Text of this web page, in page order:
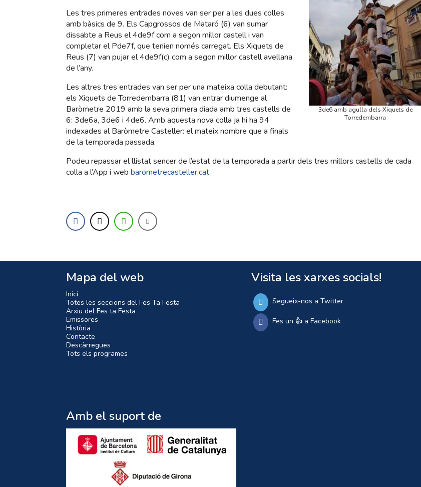
3de6 amb agulla dels Xiquets de
Torredembarra
Les tres primeres entrades noves van ser per a les dues colles
amb bàsics de 9. Els Capgrossos de Mataró (6) van sumar
dissabte a Reus el 4de9f com a segon millor castell i van
completar el Pde7f, que tenien només carregat. Els Xiquets de
Reus (7) van pujar el 4de9f(c) com a segon millor castell avellana
de l’any.
Les altres tres entrades van ser per una mateixa colla debutant:
els Xiquets de Torredembarra (81) van entrar diumenge al
Baròmetre 2019 amb la seva primera diada amb tres castells de
6: 3de6a, 3de6 i 4de6. Amb aquesta nova colla ja hi ha 94
indexades al Baròmetre Casteller: el mateix nombre que a finals
de la temporada passada.
Podeu repassar el llistat sencer de l’estat de la temporada a partir dels tres millors castells de cada
colla a l’App i web barometrecasteller.cat
Mapa del web
Inici
Totes les seccions del Fes Ta Festa
Arxiu del Fes ta Festa
Emissores
Història
Contacte
Descàrregues
Tots els programes
Visita les xarxes socials!
Segueix-nos a Twitter
Fes un 👍 a Facebook
Amb el suport de